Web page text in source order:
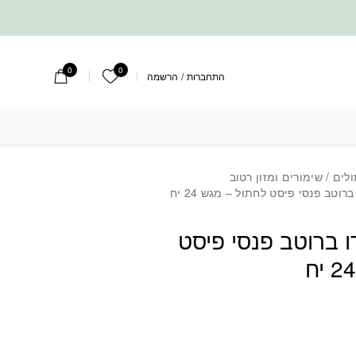
התחברות / הרשמה 0 הרשימה שלי
0
/שימורים ומזון רטוב
פנסי פיסט לחתול – מגש 24 יח
ברוטב פנסי פיסט